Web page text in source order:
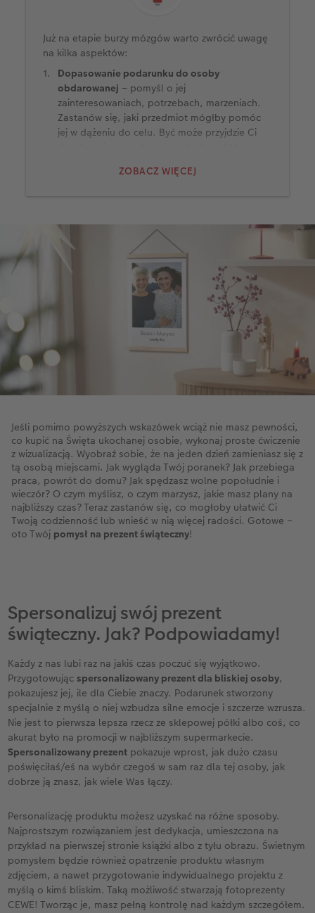
ZOBACZ WIĘCEJ
Już na etapie burzy mózgów warto zwrócić uwagę
na kilka aspektów:
Dopasowanie podarunku do osoby
obdarowanej – pomyśl o jej
zainteresowaniach, potrzebach, marzeniach.
Zastanów się, jaki przedmiot mógłby pomóc
jej w dążeniu do celu. Być może przyjdzie Ci
ułatwi jej codzienną pracę? A może znajdziesz
dopasowane do obdarowanej osoby – są
najcenniejsze.
Wartość emocjonalna – pomyśl o Waszej
relacji. Co Was łączy? Jakie wyjątkowe
wspomnienia dzielicie i do których lubicie
wracać? Niech te rozważania staną się
punktem wyjścia do tego, by znaleźć idealny,
emocjonalny prezent, pełen uczuć i
sentymentu.
Praktyczność i staranność wykonania
trafiony prezent to taki, który posłuży
obdarowanej osobie na lata. Zamiast
popsuje, postaw na starannie wykonany
przedmiot wysokiej jakości – nawet jeśli
będziesz musiał/a zrezygnować z okazałego
prezentu na rzecz czegoś mniejszego.
Pamiętaj, że praktyczność niekoniecznie musi
odnosić się do przedmiotów codziennego
użytku – mogą być to również rzeczy związane
z rozwojem pasji i zainteresowań, a nawet
oryginalny prezent świąteczny. Lubimy
puszczać wodze kreatywności i obdarowywać
bliskich niepowtarzalnymi przedmiotami.
musi iść w parze z wysoką ceną! Unikatowość
prezentu uzyskasz także na przykład poprzez
jego personalizację. Zaskocz bliską osobę
podarunkiem z Waszym wspólnym zdjęciem
albo przemyślaną dedykacją od serca.
Jeśli pomimo powyższych wskazówek wciąż nie masz pewności,
co kupić na Święta ukochanej osobie, wykonaj proste ćwiczenie
z wizualizacją. Wyobraź sobie, że na jeden dzień zamieniasz się z
tą osobą miejscami. Jak wygląda Twój poranek? Jak przebiega
praca, powrót do domu? Jak spędzasz wolne popołudnie i
wieczór? O czym myślisz, o czym marzysz, jakie masz plany na
najbliższy czas? Teraz zastanów się, co mogłoby ułatwić Ci
Twoją codzienność lub wnieść w nią więcej radości. Gotowe –
oto Twój pomysł na prezent świąteczny!
Spersonalizuj swój prezent
świąteczny. Jak? Podpowiadamy!
Każdy z nas lubi raz na jakiś czas poczuć się wyjątkowo.
Przygotowując spersonalizowany prezent dla bliskiej osoby,
pokazujesz jej, ile dla Ciebie znaczy. Podarunek stworzony
specjalnie z myślą o niej wzbudza silne emocje i szczerze wzrusza.
Nie jest to pierwsza lepsza rzecz ze sklepowej półki albo coś, co
akurat było na promocji w najbliższym supermarkecie.
Spersonalizowany prezent pokazuje wprost, jak dużo czasu
poświęciłaś/eś na wybór czegoś w sam raz dla tej osoby, jak
dobrze ją znasz, jak wiele Was łączy.
Personalizację produktu możesz uzyskać na różne sposoby.
Najprostszym rozwiązaniem jest dedykacja, umieszczona na
przykład na pierwszej stronie książki albo z tyłu obrazu. Świetnym
pomysłem będzie również opatrzenie produktu własnym
zdjęciem, a nawet przygotowanie indywidualnego projektu z
myślą o kimś bliskim. Taką możliwość stwarzają fotoprezenty
CEWE! Tworząc je, masz pełną kontrolę nad każdym szczegółem.